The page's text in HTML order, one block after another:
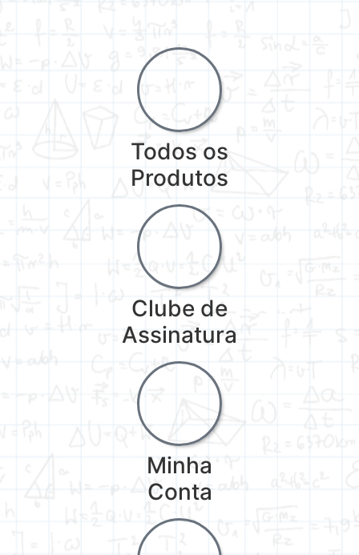
Todos os
Produtos
Clube de
Assinatura
Minha
Conta